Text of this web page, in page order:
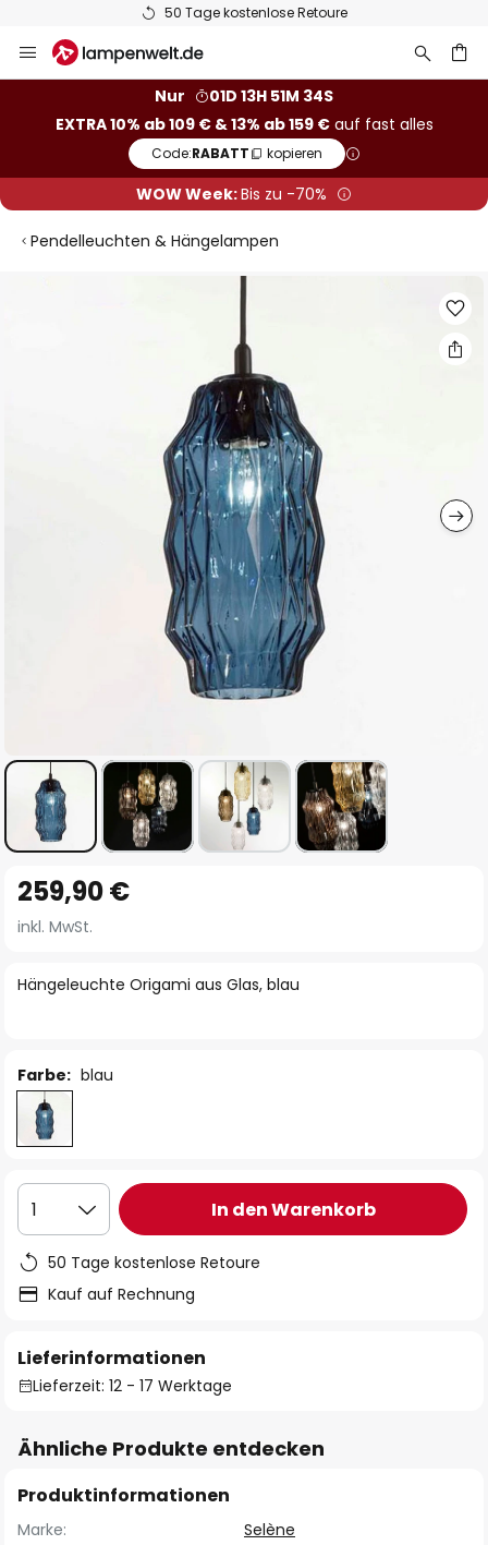
50 Tage kostenlose Retoure
Inhalt
Nur
01D 13H 51M 33S
EXTRA 10% ab 109 € & 13% ab 159 €auf fast alles
Code:RABATT kopieren
WOW Week:Bis zu -70%
Pendelleuchten & Hängelampen
Anfang
der
springen
Hängeleuchte Origami aus Glas, blau
259,90 €
inkl. MwSt.
Farbe: blau
1 In den Warenkorb
50 Tage kostenlose Retoure
Kauf auf Rechnung
Lieferinformationen
Lieferzeit: 12 - 17 Werktage
Ähnliche Produkte entdecken
Produktinformationen
Marke:
Selène